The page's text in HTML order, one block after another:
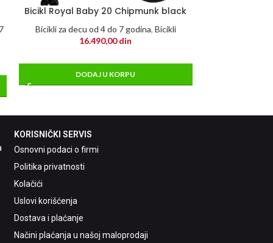
Bicikl Royal Baby 20 Chipmunk black
Bicikli za decu od 4 do 7 godina, Bicikli
16.490,00din
DODAJ U KORPU
KORISNIČKI SERVIS
Osnovni podaci o firmi
Politika privatnosti
Kolačići
Uslovi korišćenja
Dostava i plaćanje
Načini plaćanja u našoj maloprodaji